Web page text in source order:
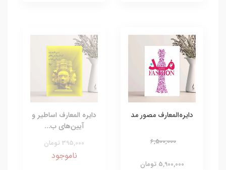
دایره‌المعارف مصور مد
6,500,000
5,900,000 تومان
دایره المعارف اساطیر و
آیین‌های ب...
395,000 تومان
ناموجود